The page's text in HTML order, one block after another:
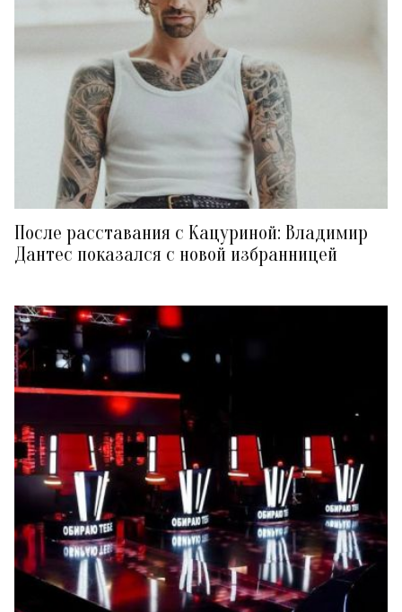
После расставания с Кацуриной: Владимир
Дантес показался с новой избранницей